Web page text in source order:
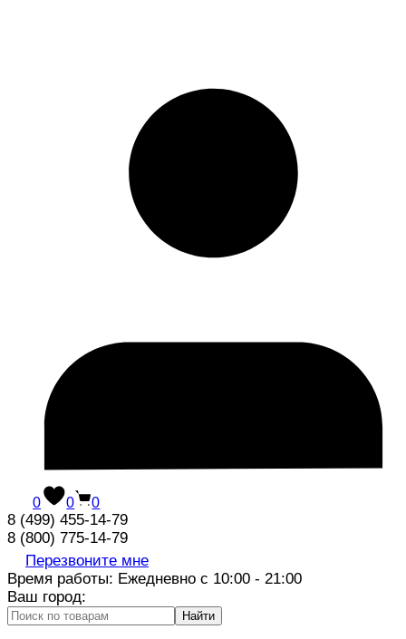
0 0 0
8 (499) 455-14-79
8 (800) 775-14-79
Перезвоните мне
Время работы: Ежедневно с 10:00 - 21:00
Ваш город:
Найти